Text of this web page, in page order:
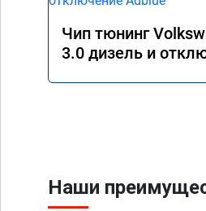
Чип тюнинг
3.0 дизель и
Наши